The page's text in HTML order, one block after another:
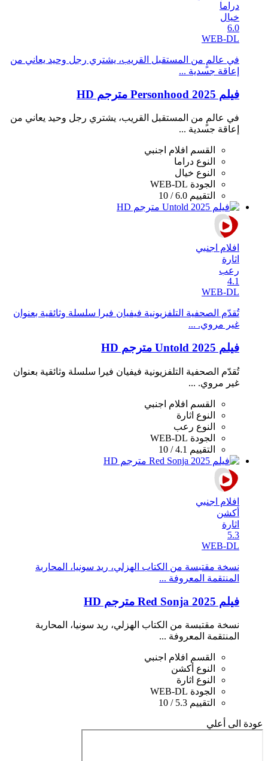
دراما
خيال
6.0
WEB-DL
في عالمٍ من المستقبل القريب، يشتري رجل وحيد يعاني من
إعاقة جسدية ...
فيلم Personhood 2025 مترجم HD
في عالمٍ من المستقبل القريب، يشتري رجل وحيد يعاني من
إعاقة جسدية ...
القسم افلام اجنبي
النوع دراما
النوع خيال
الجودة WEB-DL
التقييم 6.0 / 10
افلام اجنبي
اثارة
رعب
4.1
WEB-DL
تُقدّم الصحفية التلفزيونية فيفيان فيرا سلسلة وثائقية بعنوان
غير مروي. ...
فيلم Untold 2025 مترجم HD
تُقدّم الصحفية التلفزيونية فيفيان فيرا سلسلة وثائقية بعنوان
غير مروي. ...
القسم
افلام اجنبي
النوع اثارة
النوع رعب
الجودة WEB-DL
التقييم 4.1 / 10
افلام اجنبي
أكشن
اثارة
5.3
WEB-DL
نسخة مقتبسة من الكتاب الهزلي، ريد سونيا، المحاربة
المنتقمة المعروفة ...
فيلم Red Sonja 2025 مترجم HD
نسخة مقتبسة من الكتاب الهزلي، ريد سونيا، المحاربة
المنتقمة المعروفة ...
القسم
افلام اجنبي
النوع أكشن
النوع اثارة
الجودة WEB-DL
التقييم 5.3 / 10
عودة الى أعلي